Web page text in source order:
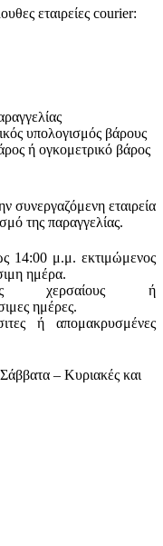
εταιρείες courier:
υπολογισμός βάρους
ή ογκομετρικό βάρος
συνεργαζόμενη εταιρεία
της παραγγελίας.
14:00 μ.μ. εκτιμώμενος
ημέρα.
χερσαίους ή
ημέρες.
ή απομακρυσμένες
– Κυριακές και